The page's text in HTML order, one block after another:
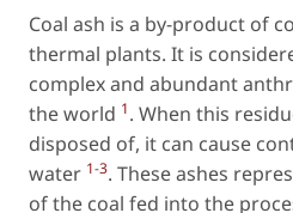
Coal ash is a by-product of
thermal plants. It is
complex and abundant
the world 1. When this
disposed of, it can cause
water 1-3. These ashes
of the coal fed into the